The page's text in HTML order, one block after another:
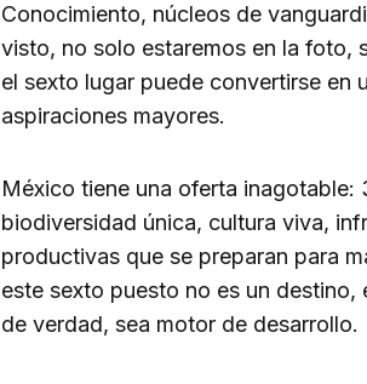
Conocimiento, núcleos de
visto, no solo estaremos en la foto,
el sexto lugar puede convertirse en
aspiraciones mayores.
México tiene una oferta
biodiversidad única, cultura viva,
productivas que se preparan para
este sexto puesto no es un
de verdad, sea motor de desarrollo.